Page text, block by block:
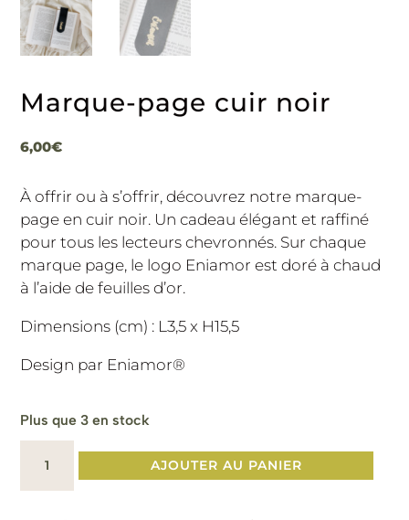
Marque-page cuir noir
6,00€
À offrir ou à s’offrir, découvrez notre marque-
page en cuir noir. Un cadeau élégant et raffiné
pour tous les lecteurs chevronnés. Sur chaque
marque page, le logo Eniamor est doré à chaud
à l’aide de feuilles d’or.
Dimensions (cm) : L3,5 x H15,5
Design par Eniamor®️
Plus que 3 en stock
quantité
Marque-
AJOUTER AU PANIER